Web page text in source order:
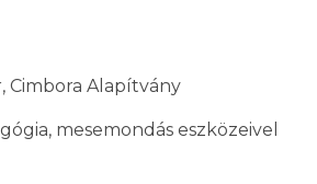
Cimbora Alapítvány
mesemondás eszközeivel